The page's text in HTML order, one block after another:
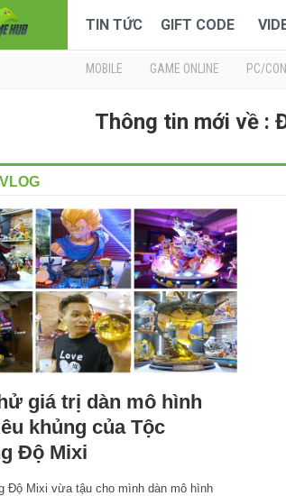
TIN TỨC GIFT CODE
MOBILE GAME ONLINE PC/
Thông tin mới về :
giá trị dàn mô hình
khủng của Tộc
Độ Mixi
Độ Mixi vừa tậu cho mình dàn mô hình